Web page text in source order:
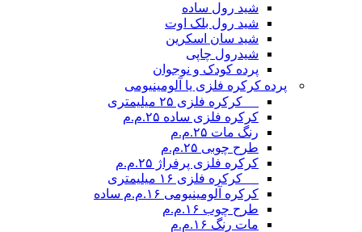
شید رول ساده
شید رول بلک اوت
شید سان اسکرین
شیدرول چاپی
پرده کودک و نوجوان
پرده کرکره فلزی یا آلومینیومی
__ کرکره فلزی ۲۵ میلیمتری
کرکره فلزی ساده ۲۵.م.م
رنگ مات ۲۵.م.م
طرح چوبی ۲۵.م.م
کرکره فلزی پرفراژ ۲۵.م.م
__ کرکره فلزی ۱۶ میلیمتری
کرکره آلومینیومی ۱۶.م.م ساده
طرح چوب ۱۶.م.م
مات رنگ ۱۶.م.م